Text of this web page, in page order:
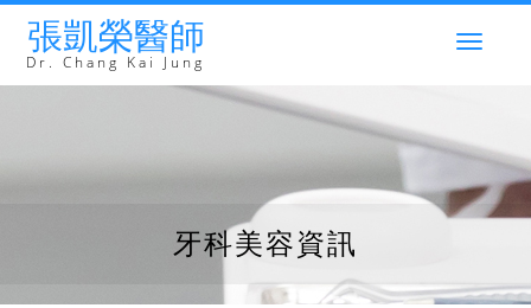
張凱榮醫師
Dr. Chang Kai Jung
牙科美容資訊